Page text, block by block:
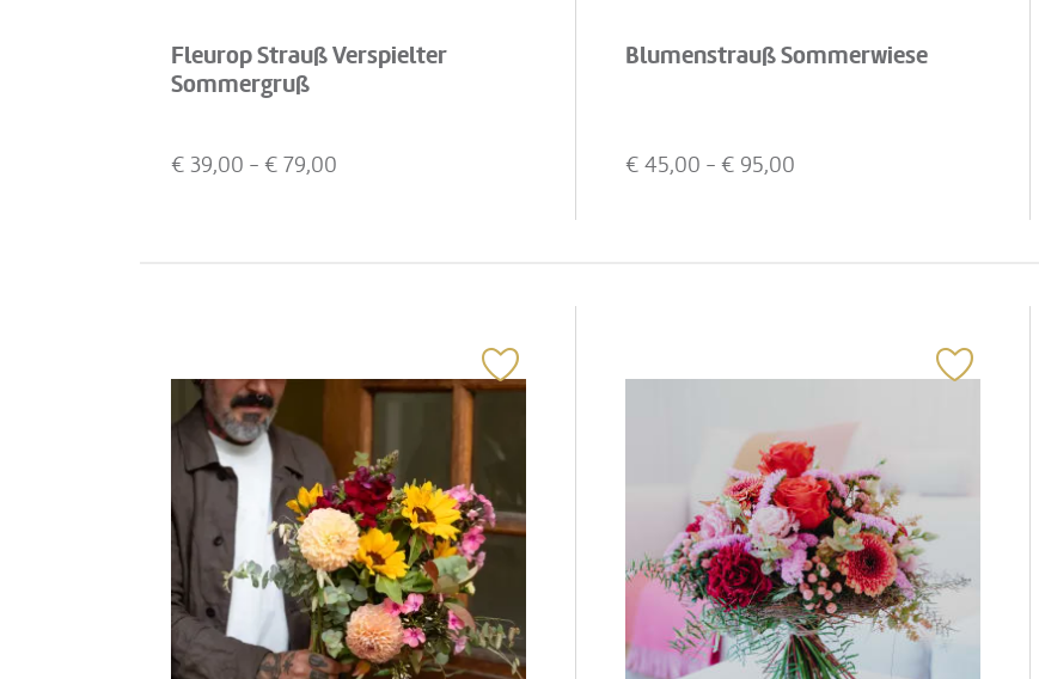
Fleurop Strauß Verspielter
Sommergruß
€ 39,00 - € 79,00
Blumenstrauß Sommerwiese
€ 45,00 - € 95,00